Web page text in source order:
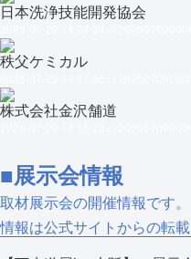
日本洗浄技能開発協会
秩父ケミカル
株式会社金沢舗道
■展示会情報
取材展示会の開催情報です。
情報は公式サイトからの転載